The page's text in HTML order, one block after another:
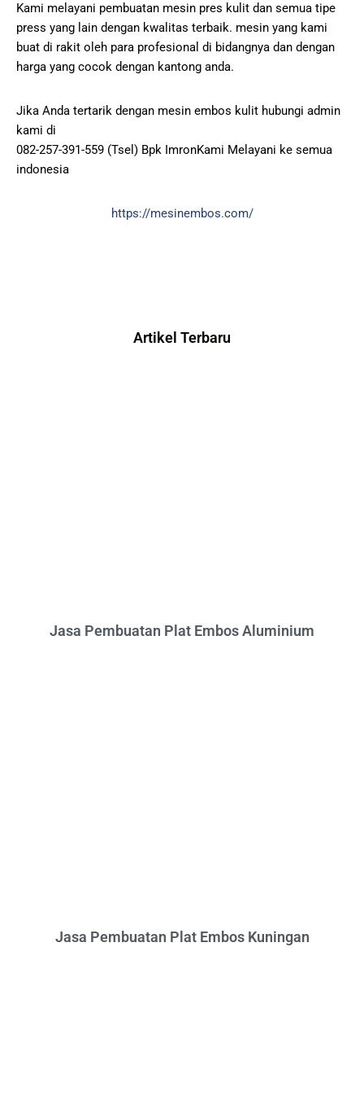
Kami melayani pembuatan mesin pres kulit dan semua tipe
press yang lain dengan kwalitas terbaik. mesin yang kami
buat di rakit oleh para profesional di bidangnya dan dengan
harga yang cocok dengan kantong anda.
Jika Anda tertarik dengan mesin embos kulit hubungi admin
kami di
082-257-391-559 (Tsel) Bpk ImronKami Melayani ke semua
indonesia
https://mesinembos.com/
Artikel Terbaru
Jasa Pembuatan Plat Embos Aluminium
Jasa Pembuatan Plat Embos Kuningan